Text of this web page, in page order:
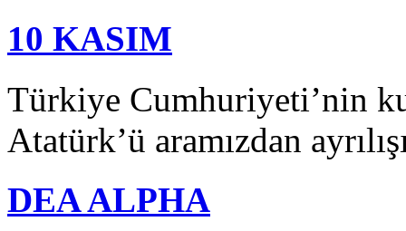
10 KASIM
Türkiye Cumhuriyeti’nin
Atatürk’ü aramızdan
DEA ALPHA